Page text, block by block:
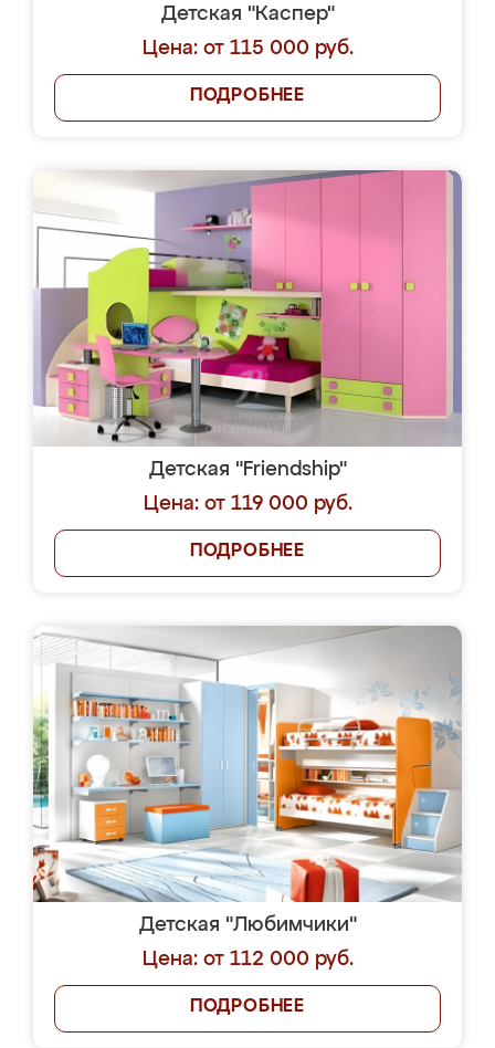
Детская "Каспер"
Цена: от 115 000 руб.
ПОДРОБНЕЕ
Детская "Friendship"
Цена: от 119 000 руб.
ПОДРОБНЕЕ
Детская "Любимчики"
Цена: от 112 000 руб.
ПОДРОБНЕЕ